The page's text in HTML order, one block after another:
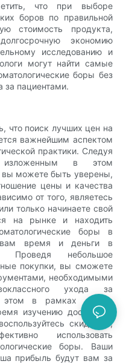
что при выборе
боров по правильной
стоимость продукта,
экономию
исследованию и
могут найти самые
боры без
за пациентами.
что поиск лучших цен на
важнейшим аспектом
практики. Следуя
изложенным в этом
можете быть уверены,
цены и качества
от того, являетесь
только начинаете свой
на рынке и находить
боры в
вам время и деньги в
Проведя небольшое
покупки, вы сможете
необходимыми
ухода за
этом в рамках своего
изучению доступных
скидками,
использовать
боры. Ваши
прибыль будут вам за